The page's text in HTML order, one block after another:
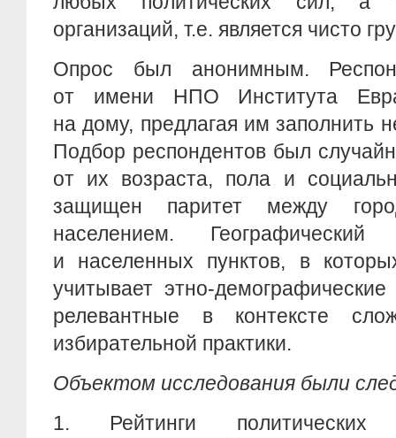
организаций, т.е. является чисто
Опрос был анонимным.
от имени НПО Института
на дому, предлагая им заполнить
Подбор респондентов был
от их возраста, пола и
защищен паритет между
населением.
и населенных пунктов, в
учитывает этно-
релевантные в контексте
избирательной практики.
Объектом исследования были
1. Рейтинги политических